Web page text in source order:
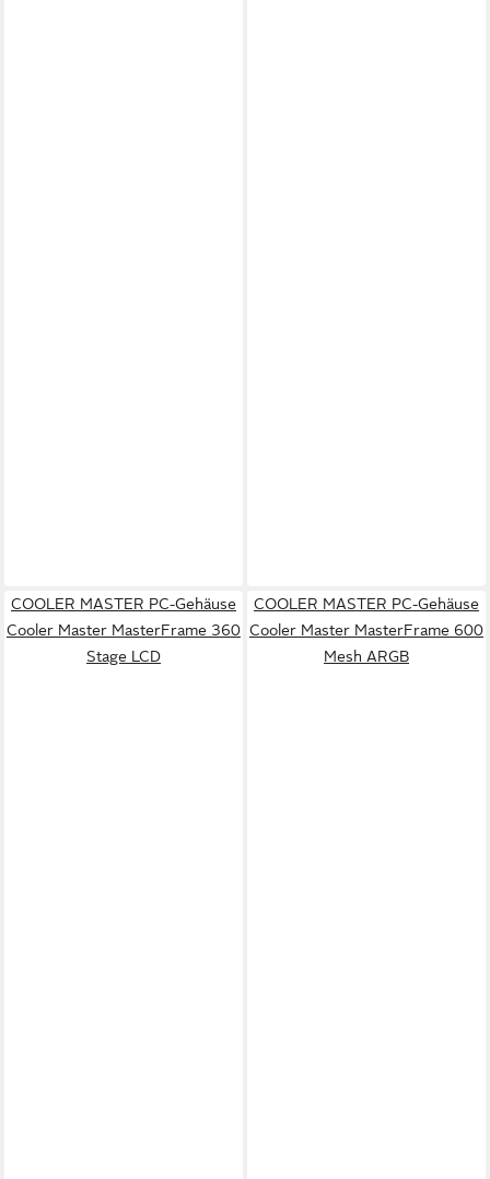
COOLER MASTER PC-Gehäuse
Cooler Master MasterFrame 360
Stage LCD
COOLER MASTER PC-Gehäuse
Cooler Master MasterFrame 600
Mesh ARGB